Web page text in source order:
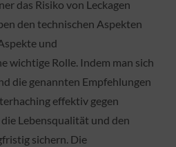
das Risiko von Leckagen
den technischen Aspekten
und
wichtige Rolle. Indem man sich
die genannten Empfehlungen
effektiv gegen
Lebensqualität und den
sichern. Die